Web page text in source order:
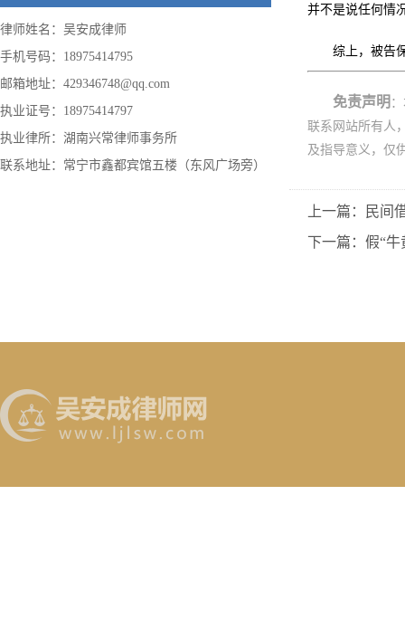
律师姓名：吴安成律师
手机号码：18975414795
邮箱地址：429346748@qq.com
执业证号：18975414797
执业律所：湖南兴常律师事务所
联系地址：常宁市鑫都宾馆五楼（东风广场旁）
并不是说任何情
综上，被告
免责声明
联系网站所有人
及指导意义，仅
上一篇：民间
下一篇：假“